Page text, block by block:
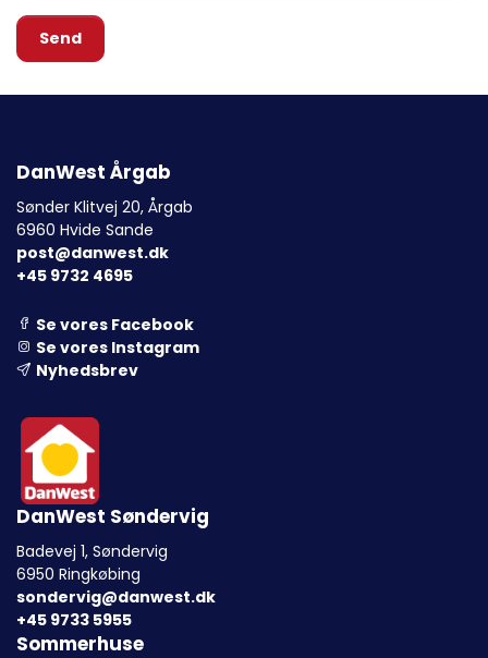
Send
DanWest Årgab
Sønder Klitvej 20, Årgab
6960 Hvide Sande
post@danwest.dk
+45 9732 4695
Se vores Facebook
Se vores Instagram
Nyhedsbrev
DanWest Søndervig
Badevej 1, Søndervig
6950 Ringkøbing
sondervig@danwest.dk
+45 9733 5955
Sommerhuse